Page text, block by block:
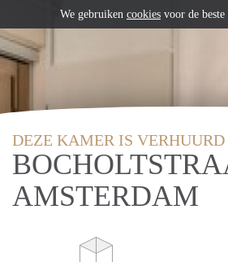
DEZE KAMER IS VERHUURD
AMSTERDAM
We gebruiken cookies voor de beste